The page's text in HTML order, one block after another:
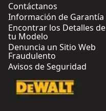
Contáctanos
Información de Garantía
Encontrar los Detalles de
tu Modelo
Denuncia un Sitio Web
Fraudulento
Avisos de Seguridad